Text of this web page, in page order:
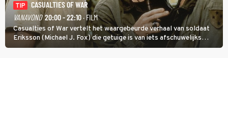
TIP
CASUALTIES OF WAR
VANAVOND 20:00 - 22:10· FILM
Casualties of War vertelt het waargebeurde verhaal van soldaat
Eriksson (Michael J. Fox) die getuige is van iets afschuwelijks
tijdens de Vietnamoorlog. Hij besluit uit de school te klappen.